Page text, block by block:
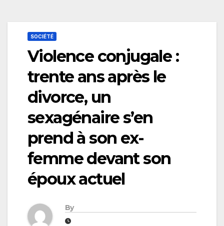
SOCIÉTÉ
Violence conjugale :
trente ans après le
divorce, un
sexagénaire s’en
prend à son ex-
femme devant son
époux actuel
By